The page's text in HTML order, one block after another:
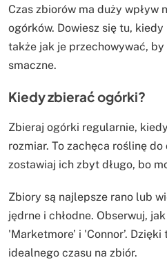
Czas zbiorów ma duży wpływ
ogórków. Dowiesz się tu,
także jak je przechowywać, by
smaczne.
Kiedy zbierać ogórki?
Zbieraj ogórki regularnie,
rozmiar. To zachęca roślinę
zostawiaj ich zbyt długo, bo
Zbiory są najlepsze rano lub
jędrne i chłodne. Obserwuj,
'Marketmore’ i 'Connor’.
idealnego czasu na zbiór.